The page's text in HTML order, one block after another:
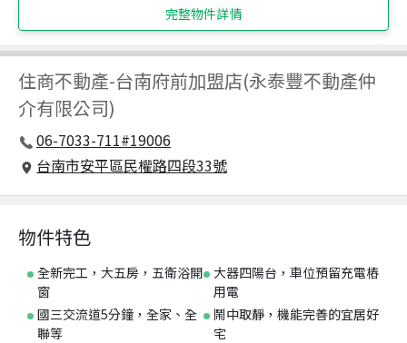
完整物件詳情
住商不動產-台南府前加盟店(永泰豐不動產仲
介有限公司)
06-7033-711#19006
台南市安平區民權路四段33號
物件特色
全新完工，大五房，五衛浴開
窗
大器四陽台，車位預留充電樁
用電
國三交流道5分鐘，全家、全
聯等
鬧中取靜，機能完善的宜居好
宅